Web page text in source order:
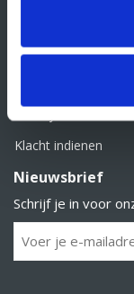
Retourbeleid
Klacht indienen
Nieuwsbrief
Schrijf je in voor